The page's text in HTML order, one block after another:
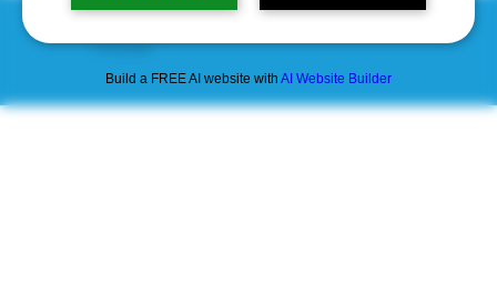
Build a FREE AI website with AI Website Builder